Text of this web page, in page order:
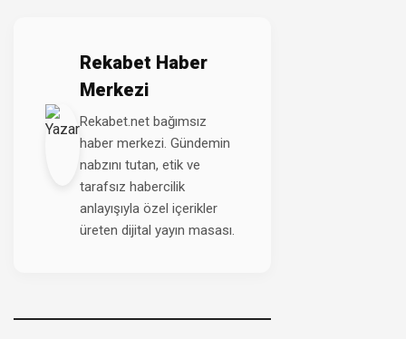
Rekabet Haber
Merkezi
Rekabet.net bağımsız
haber merkezi. Gündemin
nabzını tutan, etik ve
tarafsız habercilik
anlayışıyla özel içerikler
üreten dijital yayın masası.